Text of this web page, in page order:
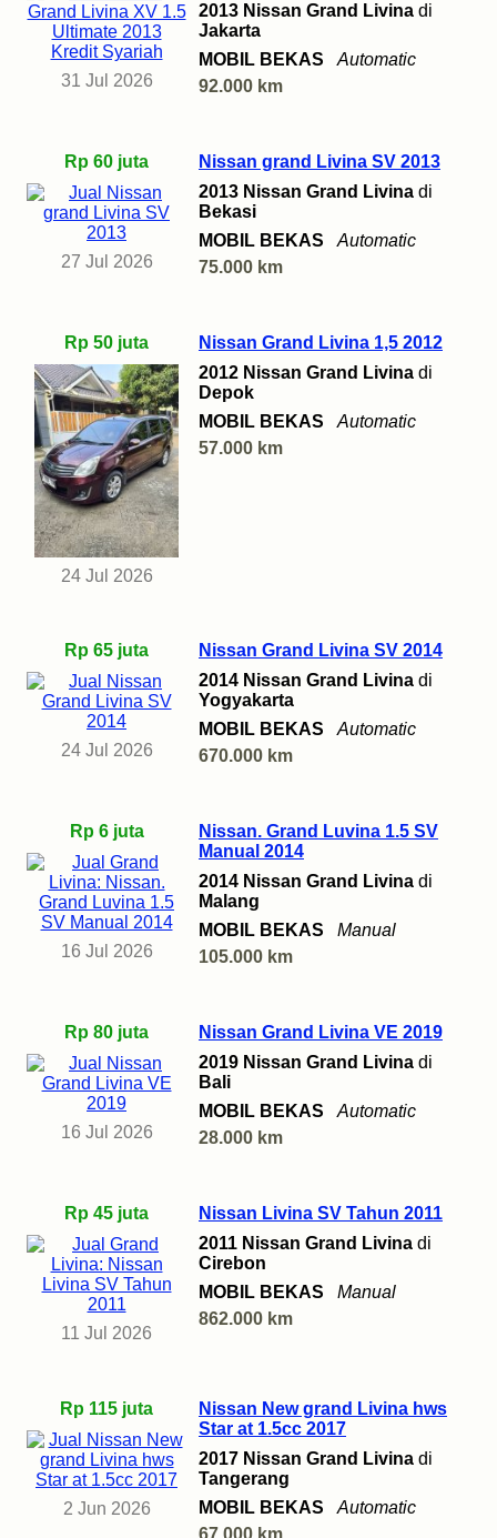
31 Jul 2026
2013 Nissan Grand Livina di
Jakarta
MOBIL BEKAS
Automatic
92.000 km
Rp 60 juta
27 Jul 2026
Nissan grand Livina SV 2013
2013 Nissan Grand Livina di
Bekasi
MOBIL BEKAS
Automatic
75.000 km
Rp 50 juta
24 Jul 2026
Nissan Grand Livina 1,5 2012
2012 Nissan Grand Livina di
Depok
MOBIL BEKAS
Automatic
57.000 km
Rp 65 juta
24 Jul 2026
Nissan Grand Livina SV 2014
2014 Nissan Grand Livina di
Yogyakarta
MOBIL BEKAS
Automatic
670.000 km
Rp 6 juta
16 Jul 2026
Nissan. Grand Luvina 1.5 SV
Manual 2014
2014 Nissan Grand Livina di
Malang
MOBIL BEKAS
Manual
105.000 km
Rp 80 juta
16 Jul 2026
Nissan Grand Livina VE 2019
2019 Nissan Grand Livina di
Bali
MOBIL BEKAS
Automatic
28.000 km
Rp 45 juta
11 Jul 2026
Nissan Livina SV Tahun 2011
2011 Nissan Grand Livina di
Cirebon
MOBIL BEKAS
Manual
862.000 km
Rp 115 juta
2 Jun 2026
Nissan New grand Livina hws
Star at 1.5cc 2017
2017 Nissan Grand Livina di
Tangerang
MOBIL BEKAS
Automatic